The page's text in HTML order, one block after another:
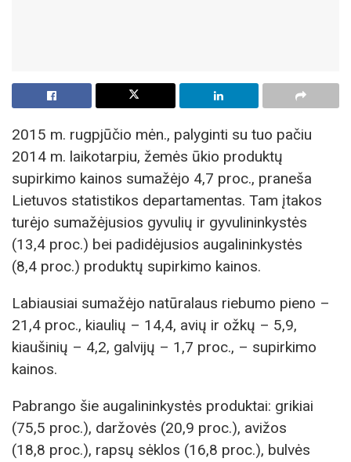
2015 m. rugpjūčio mėn., palyginti su tuo pačiu
2014 m. laikotarpiu, žemės ūkio produktų
supirkimo kainos sumažėjo 4,7 proc., praneša
Lietuvos statistikos departamentas. Tam įtakos
turėjo sumažėjusios gyvulių ir gyvulininkystės
(13,4 proc.) bei padidėjusios augalininkystės
(8,4 proc.) produktų supirkimo kainos.
Labiausiai sumažėjo natūralaus riebumo pieno –
21,4 proc., kiaulių – 14,4, avių ir ožkų – 5,9,
kiaušinių – 4,2, galvijų – 1,7 proc., – supirkimo
kainos.
Pabrango šie augalininkystės produktai: grikiai
(75,5 proc.), daržovės (20,9 proc.), avižos
(18,8 proc.), rapsų sėklos (16,8 proc.), bulvės